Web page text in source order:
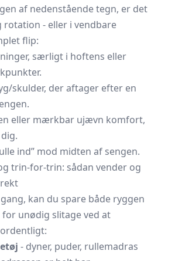
af nedenstående tegn, er det
- eller i vendbare
flip:
særligt i hoftens eller
skulder, der aftager efter en
eller mærkbar ujævn komfort,
ind” mod midten af sengen.
trin-for-trin: sådan vender og
kan du spare både ryggen
unødig slitage ved at
- dyner, puder, rullemadras